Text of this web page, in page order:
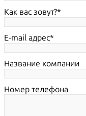
Как вас зовут?
E-mail адрес
Название компании
Номер телефона